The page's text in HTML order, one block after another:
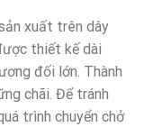
xuất trên dây
thiết kế dài
đối lớn. Thành
chãi. Để tránh
trình chuyển chở